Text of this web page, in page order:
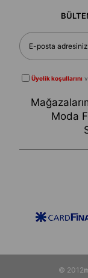
Üyelik koşullarını
Moda
© 2012